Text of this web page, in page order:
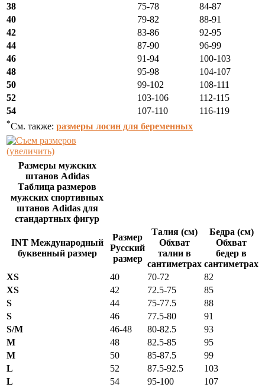
38
75-78
84-87
40
79-82
88-91
42
83-86
92-95
44
87-90
96-99
46
91-94
100-103
48
95-98
104-107
50
99-102
108-111
52
103-106
112-115
54
107-110 116-119
*См. также: размеры лосин для беременных
(увеличить)
Размеры мужских
штанов Adidas
Таблица размеров
мужских спортивных
штанов Adidas для
стандартных фигур
INT Международный
буквенный размер
Размер
Русский
размер
Талия (см)
Обхват
талии в
сантиметрах
Бедра (см)
Обхват
бедер в
сантиметрах
XS
40 70-72
82
XS
42 72.5-75
85
S
44 75-77.5
88
S
46 77.5-80
91
S/M
46-48 80-82.5
93
M
48 82.5-85
95
M
50 85-87.5
99
L
52 87.5-92.5
103
L
54 95-100
107